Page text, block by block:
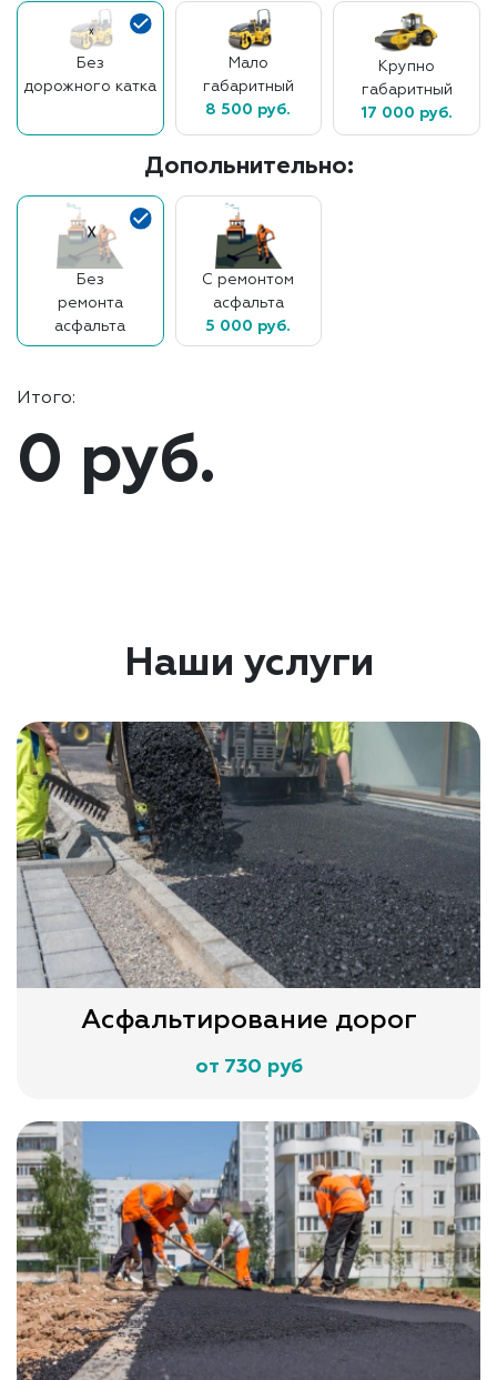
Без
дорожного катка
Мало
габаритный
8 500 руб.
Крупно
габаритный
17 000 руб.
Допольнительно:
Без
ремонта
асфальта
С ремонтом
асфальта
5 000 руб.
Итого:
0 руб.
Наши услуги
Асфальтирование дорог
от 730 руб